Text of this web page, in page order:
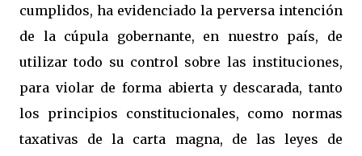
cumplidos, ha evidenciado la perversa intención
de la cúpula gobernante, en nuestro país, de
utilizar todo su control sobre las instituciones,
para violar de forma abierta y descarada, tanto
los principios constitucionales, como normas
taxativas de la carta magna, de las leyes de